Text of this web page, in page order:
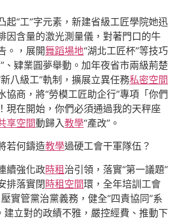
起“工”字元素，新建省級工匠學院她迅
因含量的激光測量儀，對著門口的牛
。，展開舞蹈場地“湖北工匠杯”等技巧
、肄業圓夢舉動。加年夜省市兩級荊楚
八級工”軌制，擴展立異任務私密空間
協商，將“勞模工匠助企行”專項「你們
現在開始，你們必須通過我的天秤座
享空間動歸入教學“產改”。
若何鑄造教學過硬工會干軍隊伍？
續強化政時租治引領，落實“第一議題”
排落實閉時租空間環，全年培訓工會
實管黨治黨義務，健全“四責協同”系
立對的政績不雅，嚴控經費、推動下